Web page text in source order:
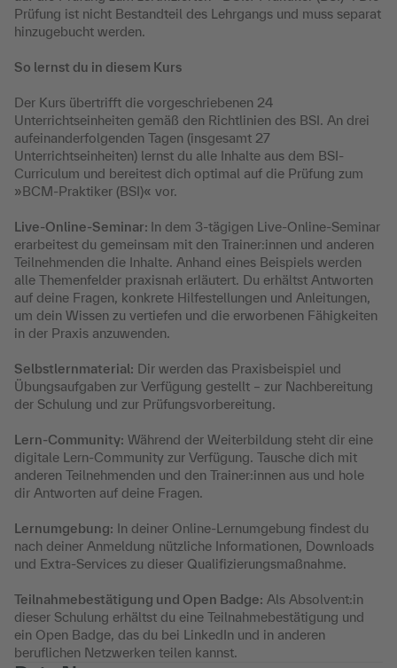
Prüfung ist nicht Bestandteil des Lehrgangs und muss separat
hinzugebucht werden.
So lernst du in diesem Kurs
Der Kurs übertrifft die vorgeschriebenen 24
Unterrichtseinheiten gemäß den Richtlinien des BSI. An drei
aufeinanderfolgenden Tagen (insgesamt 27
Unterrichtseinheiten) lernst du alle Inhalte aus dem BSI-
Curriculum und bereitest dich optimal auf die Prüfung zum
»BCM-Praktiker (BSI)« vor.
Live-Online-Seminar: In dem 3-tägigen Live-Online-Seminar
erarbeitest du gemeinsam mit den Trainer:innen und anderen
Teilnehmenden die Inhalte. Anhand eines Beispiels werden
alle Themenfelder praxisnah erläutert. Du erhältst Antworten
auf deine Fragen, konkrete Hilfestellungen und Anleitungen,
um dein Wissen zu vertiefen und die erworbenen Fähigkeiten
in der Praxis anzuwenden.
Selbstlernmaterial: Dir werden das Praxisbeispiel und
Übungsaufgaben zur Verfügung gestellt – zur Nachbereitung
der Schulung und zur Prüfungsvorbereitung.
Lern-Community: Während der Weiterbildung steht dir eine
digitale Lern-Community zur Verfügung. Tausche dich mit
anderen Teilnehmenden und den Trainer:innen aus und hole
dir Antworten auf deine Fragen.
Lernumgebung: In deiner Online-Lernumgebung findest du
nach deiner Anmeldung nützliche Informationen, Downloads
und Extra-Services zu dieser Qualifizierungsmaßnahme.
Teilnahmebestätigung und Open Badge: Als Absolvent:in
dieser Schulung erhältst du eine Teilnahmebestätigung und
ein Open Badge, das du bei LinkedIn und in anderen
beruflichen Netzwerken teilen kannst.